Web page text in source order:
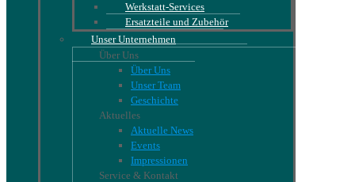
Werkstatt-Services
Ersatzteile und Zubehör
Unser Unternehmen
Über Uns
Über Uns
Unser Team
Geschichte
Aktuelles
Aktuelle News
Events
Impressionen
Service & Kontakt